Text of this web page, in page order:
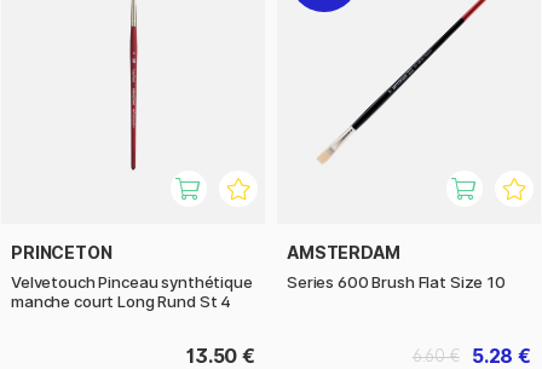
PRINCETON
Velvetouch Pinceau synthétique
manche court Long Rund St 4
13.50 €
AMSTERDAM
Series 600 Brush Flat Size 10
5.28 €
6.60 €